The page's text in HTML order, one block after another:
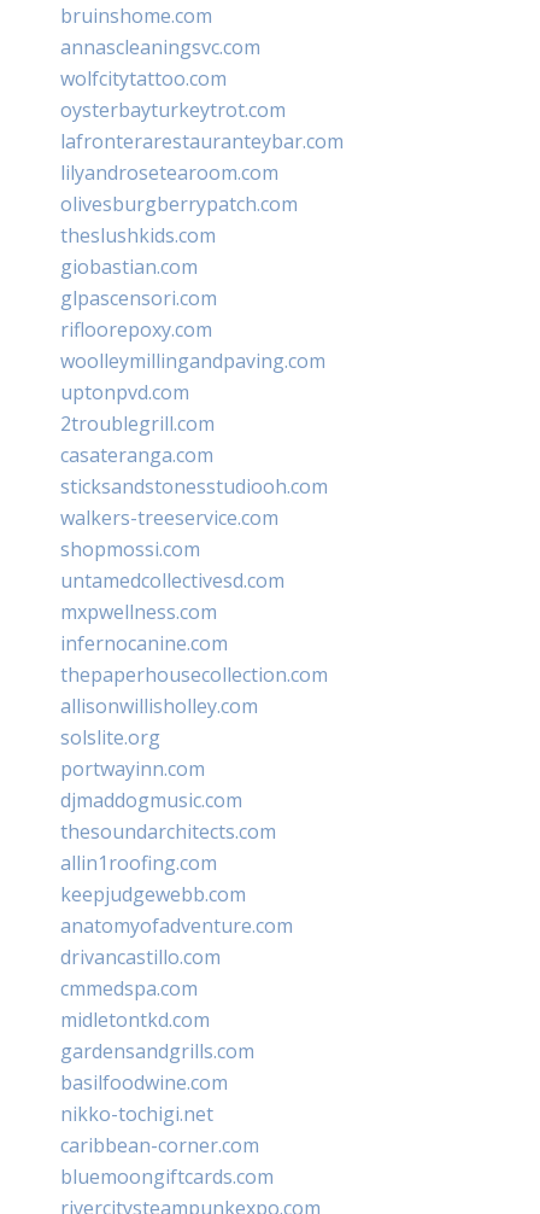
bruinshome.com
annascleaningsvc.com
wolfcitytattoo.com
oysterbayturkeytrot.com
lafronterarestauranteybar.com
lilyandrosetearoom.com
olivesburgberrypatch.com
theslushkids.com
giobastian.com
glpascensori.com
rifloorepoxy.com
woolleymillingandpaving.com
uptonpvd.com
2troublegrill.com
casateranga.com
sticksandstonesstudiooh.com
walkers-treeservice.com
shopmossi.com
untamedcollectivesd.com
mxpwellness.com
infernocanine.com
thepaperhousecollection.com
allisonwillisholley.com
solslite.org
portwayinn.com
djmaddogmusic.com
thesoundarchitects.com
allin1roofing.com
keepjudgewebb.com
anatomyofadventure.com
drivancastillo.com
cmmedspa.com
midletontkd.com
gardensandgrills.com
basilfoodwine.com
nikko-tochigi.net
caribbean-corner.com
bluemoongiftcards.com
rivercitysteampunkexpo.com